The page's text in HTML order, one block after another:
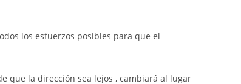
los esfuerzos posibles para que el
que la dirección sea lejos , cambiará al lugar